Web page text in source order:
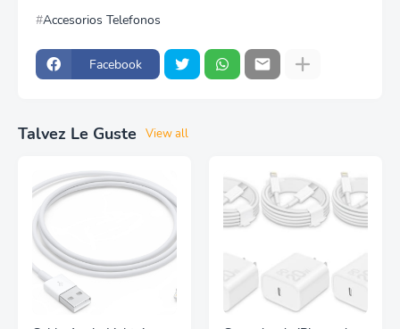
Accesorios Telefonos
Facebook
Talvez Le Guste View all